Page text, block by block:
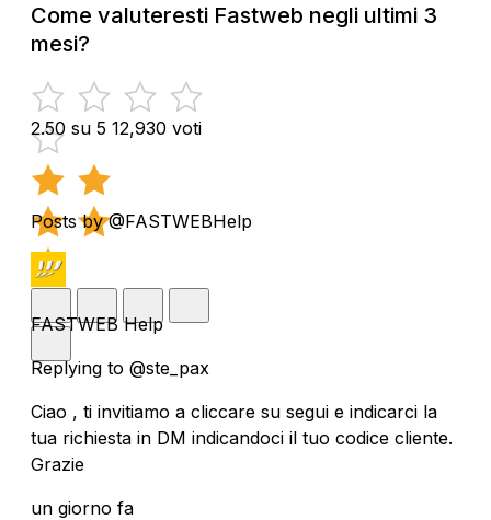
Come valuteresti Fastweb negli ultimi 3
mesi?
2.50 su 5 12,930 voti
Posts by @FASTWEBHelp
FASTWEB Help
Replying to @ste_pax
Ciao , ti invitiamo a cliccare su segui e indicarci la
tua richiesta in DM indicandoci il tuo codice cliente.
Grazie
un giorno fa